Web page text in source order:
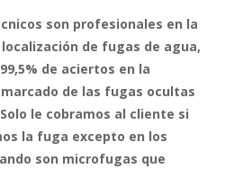
son profesionales en la
de fugas de agua,
de aciertos en la
de las fugas ocultas
le cobramos al cliente si
la fuga excepto en los
son microfugas que